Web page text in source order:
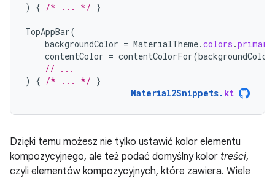
)
{ /* ... */ }
TopAppBar(
backgroundColor = MaterialTheme.colors .
contentColor = contentColorFor(backgroundColor
// ...
)
{ /* ... */ }
Material2Snippets. kt
Dzięki temu możesz nie tylko ustawić kolor elementu
kompozycyjnego, ale też podać domyślny kolor treści,
czyli elementów kompozycyjnych, które zawiera. Wiele